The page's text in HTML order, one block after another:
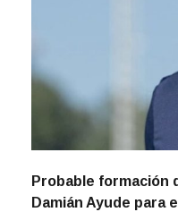
Probable formación
Damián Ayude para